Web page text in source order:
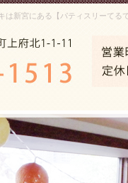
は新宮にある【パティスリーて